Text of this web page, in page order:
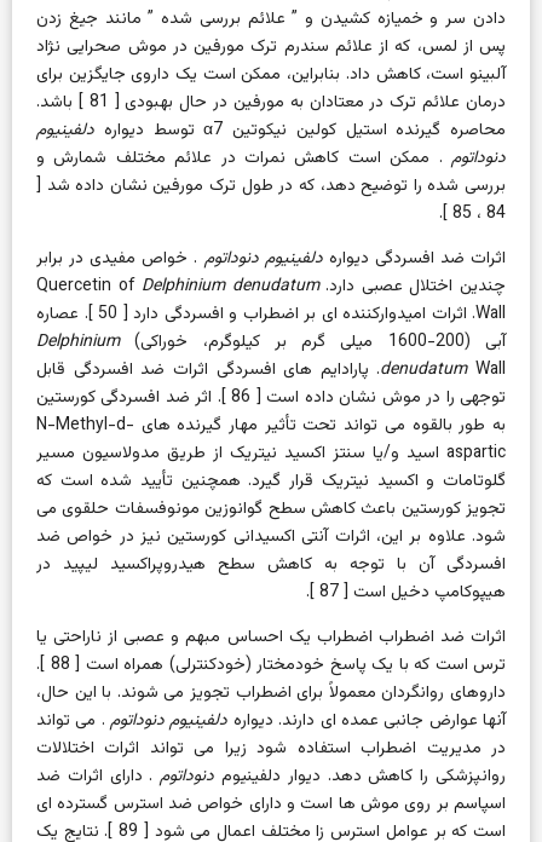
دادن سر و خمیازه کشیدن و ” علائم بررسی شده ” مانند جیغ زدن
پس از لمس، که از علائم سندرم ترک مورفین در موش صحرایی نژاد
آلبینو است، کاهش داد. بنابراین، ممکن است یک داروی جایگزین برای
درمان علائم ترک در معتادان به مورفین در حال بهبودی [ 81 ] باشد.
محاصره گیرنده استیل کولین نیکوتین α7 توسط دیواره دلفینیوم
دنوداتوم. ممکن است کاهش نمرات در علائم مختلف شمارش و
بررسی شده را توضیح دهد، که در طول ترک مورفین نشان داده شد [
84 ، 85
].
اثرات ضد افسردگی دیوارهدلفینیوم دنوداتوم. خواص مفیدی در برابر
چندین اختلال عصبی دارد. Quercetin ofDelphinium denudatum
Wall. اثرات امیدوارکننده ای بر اضطراب و افسردگی دارد [
50 ]. عصاره
آبی (200-1600 میلی گرم بر کیلوگرم، خوراکی)
Delphinium
denudatumWall. پارادایم های افسردگی اثرات ضد افسردگی قابل
توجهی را در موش نشان داده است [ 86]. اثر ضد افسردگی کورستین
به طور بالقوه می تواند تحت تأثیر مهار گیرنده های N-Methyl-d-
aspartic اسید و/یا سنتز اکسید نیتریک از طریق مدولاسیون مسیر
گلوتامات و اکسید نیتریک قرار گیرد. همچنین تأیید شده است که
تجویز کورستین باعث کاهش سطح گوانوزین مونوفسفات حلقوی می
شود. علاوه بر این، اثرات آنتی اکسیدانی کورستین نیز در خواص ضد
افسردگی آن با توجه به کاهش سطح هیدروپراکسید لیپید در
هیپوکامپ دخیل است [87
].
اثرات ضد اضطراب اضطراب یک احساس مبهم و عصبی از ناراحتی یا
ترس است که با یک پاسخ خودمختار (خودکنترلی) همراه است [ 88
].
داروهای روانگردان معمولاً برای اضطراب تجویز می شوند. با این حال،
آنها عوارض جانبی عمده ای دارند. دیواره دلفینیوم دنوداتوم. می تواند
در مدیریت اضطراب استفاده شود زیرا می تواند اثرات اختلالات
روانپزشکی را کاهش دهد. دیوار دلفینیوم دنوداتوم. دارای اثرات ضد
اسپاسم بر روی موش ها است و دارای خواص ضد استرس گسترده ای
است که بر عوامل استرس زا مختلف اعمال می شود [ 89]. نتایج یک